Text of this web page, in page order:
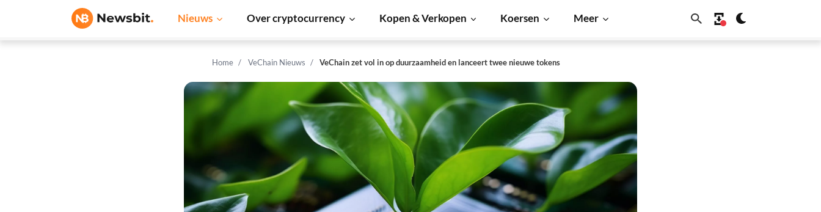
Nieuws Over cryptocurrency Kopen & Verkopen Koersen Meer
Home VeChain Nieuws VeChain zet vol in op duurzaamheid en lanceert twee nieuwe tokens